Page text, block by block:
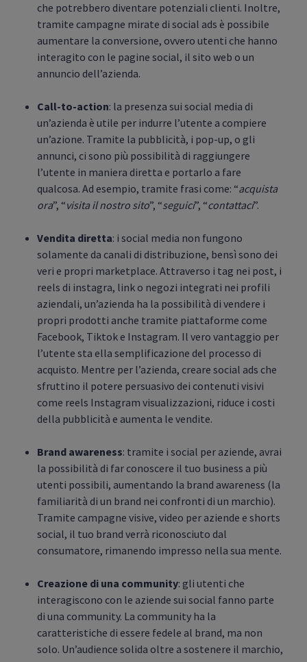
che potrebbero diventare potenziali clienti. Inoltre,
tramite campagne mirate di social ads è possibile
aumentare la conversione, ovvero utenti che hanno
interagito con le pagine social, il sito web o un
annuncio dell’azienda.
Call-to-action: la presenza sui social media di
un’azienda è utile per indurre l’utente a compiere
un’azione. Tramite la pubblicità, i pop-up, o gli
annunci, ci sono più possibilità di raggiungere
l’utente in maniera diretta e portarlo a fare
qualcosa. Ad esempio, tramite frasi come: “acquista
ora”, “visita il nostro sito”, “seguici”, “contattaci”.
Vendita diretta: i social media non fungono
solamente da canali di distribuzione, bensì sono dei
veri e propri marketplace. Attraverso i tag nei post, i
reels di instagra, link o negozi integrati nei profili
aziendali, un’azienda ha la possibilità di vendere i
propri prodotti anche tramite piattaforme come
Facebook, Tiktok e Instagram. Il vero vantaggio per
l’utente sta ella semplificazione del processo di
acquisto. Mentre per l’azienda, creare social ads che
sfruttino il potere persuasivo dei contenuti visivi
come reels Instagram visualizzazioni, riduce i costi
della pubblicità e aumenta le vendite.
Brand awareness: tramite i social per aziende, avrai
la possibilità di far conoscere il tuo business a più
utenti possibili, aumentando la brand awareness (la
familiarità di un brand nei confronti di un marchio).
Tramite campagne visive, video per aziende e shorts
social, il tuo brand verrà riconosciuto dal
consumatore, rimanendo impresso nella sua mente.
Creazione di una community: gli utenti che
interagiscono con le aziende sui social fanno parte
di una community. La community ha la
caratteristiche di essere fedele al brand, ma non
solo. Un’audience solida oltre a sostenere il marchio,